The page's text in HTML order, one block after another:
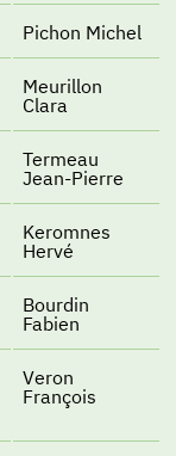
Pichon Michel
Meurillon
Clara
Termeau
Jean-Pierre
Keromnes
Hervé
Bourdin
Fabien
Veron
François